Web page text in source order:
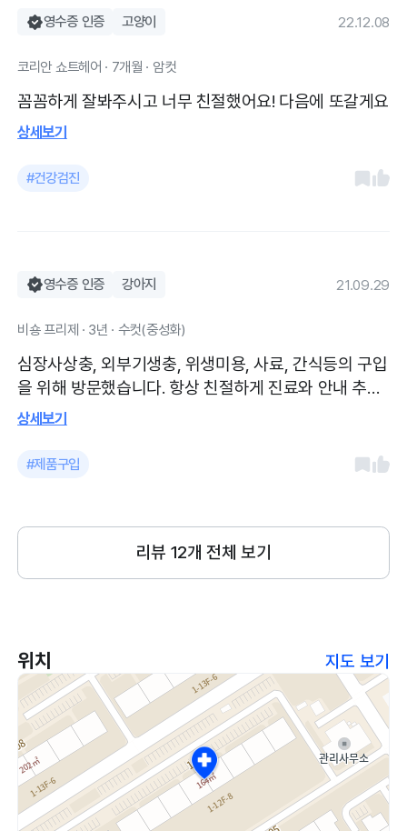
영수증 인증 고양이 22.12.08
코리안 쇼트헤어 · 7개월 · 암컷
꼼꼼하게 잘봐주시고 너무 친절했어요! 다음에 또갈게요
상세보기
#건강검진
영수증 인증 강아지 21.09.29
비숑 프리제 · 3년 · 수컷(중성화)
심장사상충, 외부기생충, 위생미용, 사료, 간식등의 구입
을 위해 방문했습니다. 항상 친절하게 진료와 안내 추천
해주시고, 이전에 저희 반려견이 불편해했던 부분도 기
요, 용품이나 사료 간식등도 잘 추천해 주셔서 감사합니
상세보기
#제품구입
리뷰 12개 전체 보기
위치 지도 보기